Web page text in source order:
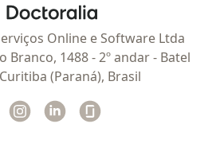
Doctoralia - Homepage
Online e Software Ltda
Branco, 1488 - 2º andar - Batel
(Paraná), Brasil
Facebook
abre num novo separador
Instagram
abre num novo separador
Linkedin
abre num novo